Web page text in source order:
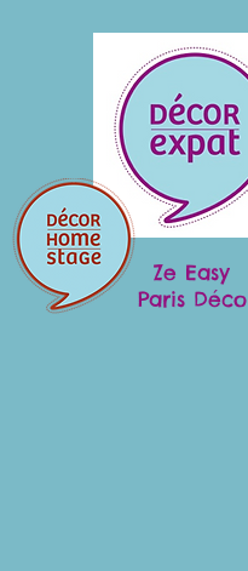
Ze Easy
Paris Déco